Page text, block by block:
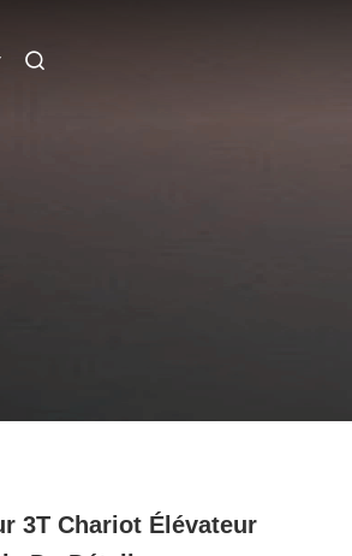
3T Chariot Élévateur